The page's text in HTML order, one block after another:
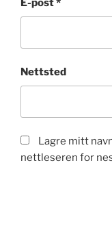
E-post*
Nettsted
Lagre mitt
nettleseren for